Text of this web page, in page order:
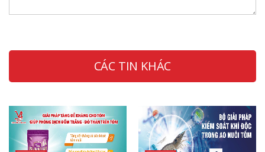
CÁC TIN KHÁC